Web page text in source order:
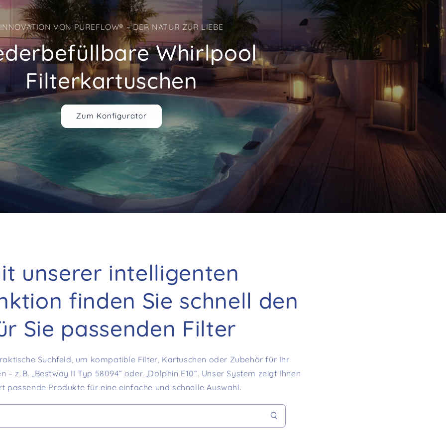
INNOVATION VON PUREFLOW® – DER NATUR ZUR LIEBE
Whirlpool
Filterkartuschen
Zum Konfigurator
unserer intelligenten
finden Sie schnell den
Sie passenden Filter
Suchfeld, um kompatible Filter, Kartuschen oder Zubehör für Ihr
z. B. „Bestway II Typ 58094“ oder „Dolphin E10“. Unser System zeigt Ihnen
passende Produkte für eine einfache und schnelle Auswahl.